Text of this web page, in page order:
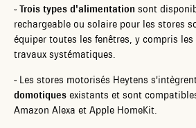
- Trois types d'alimentation sont
rechargeable ou solaire pour les stores
équiper toutes les fenêtres, y compris
travaux systématiques.
- Les stores motorisés Heytens
domotiques existants et sont
Amazon Alexa et Apple HomeKit.